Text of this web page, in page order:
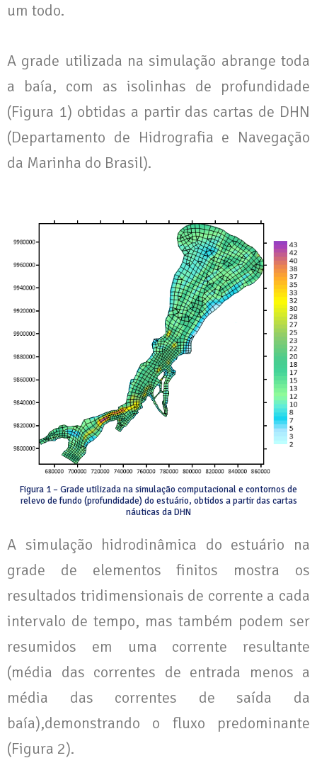
um todo.
A grade utilizada na simulação abrange toda
a baía, com as isolinhas de profundidade
(Figura 1) obtidas a partir das cartas de DHN
(Departamento de Hidrografia e Navegação
da Marinha do Brasil).
Figura 1 – Grade utilizada na simulação computacional e contornos de
relevo de fundo (profundidade) do estuário, obtidos a partir das cartas
náuticas da DHN
A simulação hidrodinâmica do estuário na
grade de elementos finitos mostra os
resultados tridimensionais de corrente a cada
intervalo de tempo, mas também podem ser
resumidos em uma corrente resultante
(média das correntes de entrada menos a
média das correntes de saída da
baía),demonstrando o fluxo predominante
(Figura 2).